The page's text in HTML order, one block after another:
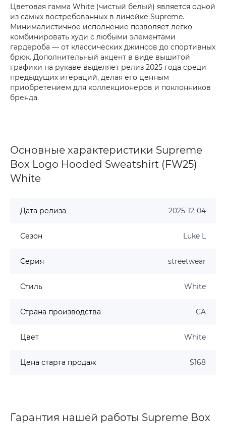
Цветовая гамма White (чистый белый) является одной
из самых востребованных в линейке Supreme.
Минималистичное исполнение позволяет легко
комбинировать худи с любыми элементами
гардероба — от классических джинсов до спортивных
брюк. Дополнительный акцент в виде вышитой
графики на рукаве выделяет релиз 2025 года среди
предыдущих итераций, делая его ценным
приобретением для коллекционеров и поклонников
бренда.
Основные характеристики Supreme
Box Logo Hooded Sweatshirt (FW25)
White
Дата релиза 2025-12-04
Сезон Luke L
Серия streetwear
Стиль White
Страна производства CA
Цвет White
Цена старта продаж $168
Гарантия нашей работы Supreme Box